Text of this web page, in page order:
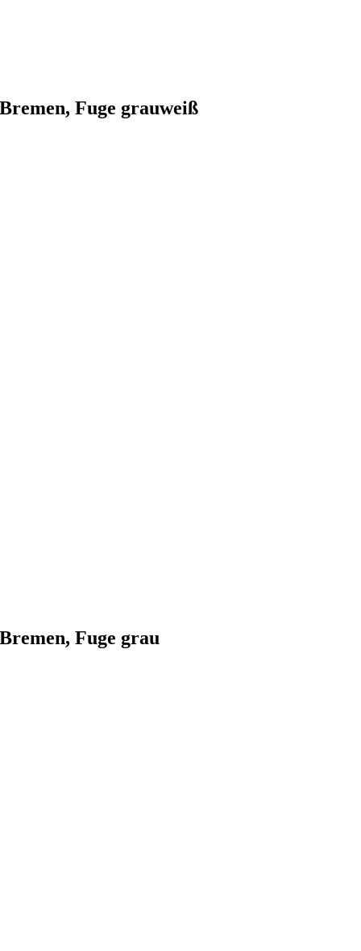
Bremen, Fuge grauweiß
Bremen, Fuge grau